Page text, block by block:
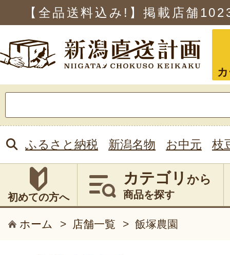
【全品送料込み!】掲載店舗
索:
ふるさと納税 新潟名物 お中元 枝
初めての方へ
カテゴリ から
商品を探す
ホーム > 店舗一覧 > 飯塚農園